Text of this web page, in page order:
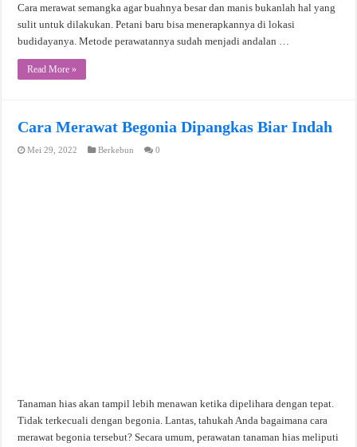
Cara merawat semangka agar buahnya besar dan manis bukanlah hal yang
sulit untuk dilakukan. Petani baru bisa menerapkannya di lokasi
budidayanya. Metode perawatannya sudah menjadi andalan …
Read More »
Cara Merawat Begonia Dipangkas Biar Indah
Mei 29, 2022 Berkebun 0
Tanaman hias akan tampil lebih menawan ketika dipelihara dengan tepat.
Tidak terkecuali dengan begonia. Lantas, tahukah Anda bagaimana cara
merawat begonia tersebut? Secara umum, perawatan tanaman hias meliputi